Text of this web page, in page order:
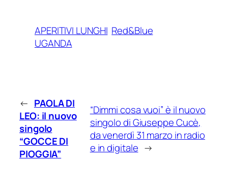
APERITIVI LUNGHI Red&Blue
UGANDA
← PAOLA DI
LEO: il nuovo
singolo
“GOCCE DI
PIOGGIA”
“Dimmi cosa vuoi” è il nuovo
singolo di Giuseppe Cucè,
da venerdì 31 marzo in radio
e in digitale →